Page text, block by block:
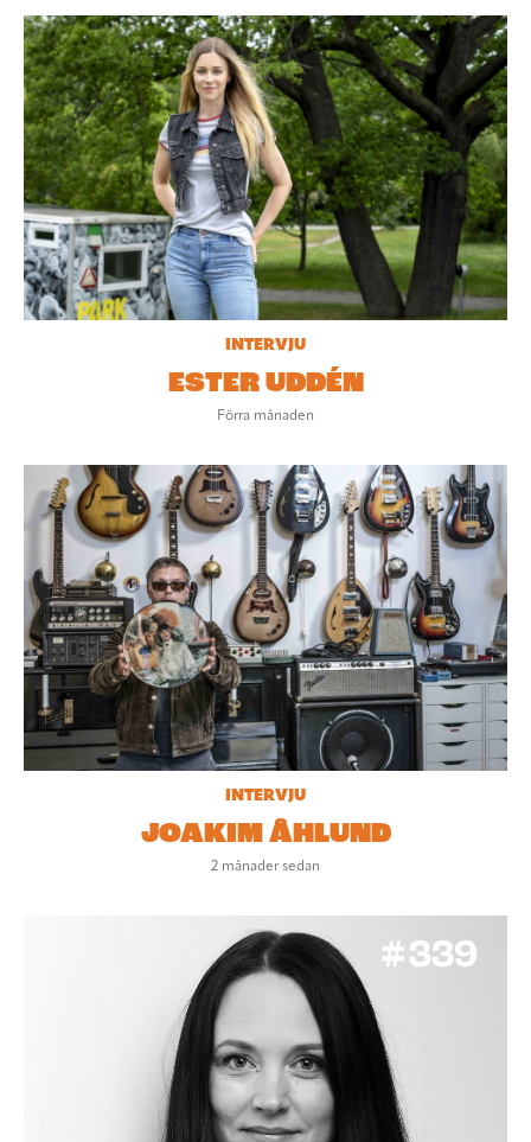
INTERVJU
ESTER UDDÉN
Förra månaden
INTERVJU
JOAKIM ÅHLUND
2 månader sedan